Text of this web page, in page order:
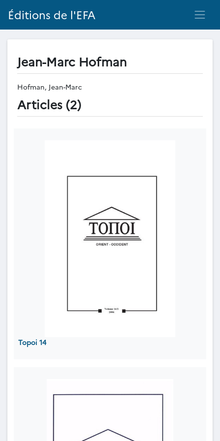
Éditions de l'EFA
Jean-Marc Hofman
Hofman, Jean-Marc
Articles (2)
Topoi 14